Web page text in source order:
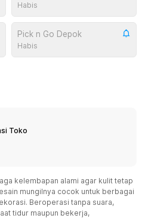
Habis
Pick n Go Depok
Habis
Toko
kelembapan alami agar kulit tetap
mungilnya cocok untuk berbagai
Beroperasi tanpa suara,
tidur maupun bekerja,